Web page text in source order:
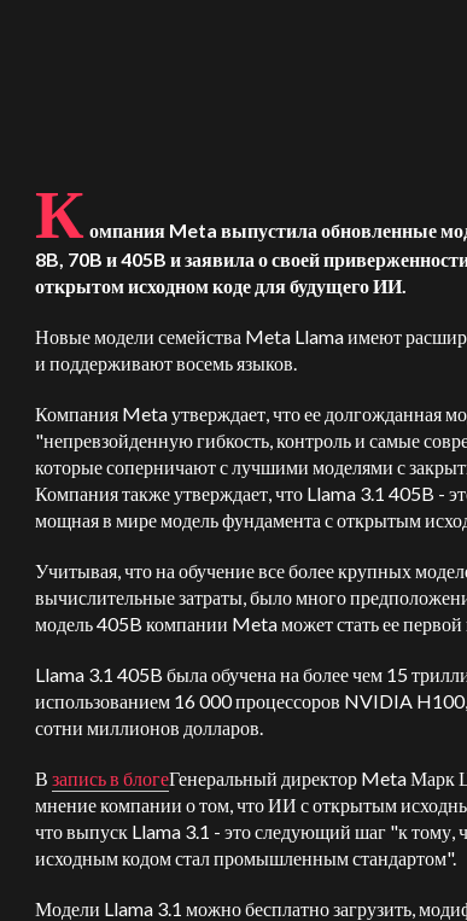
К омпания Meta выпустила обновленные
8B, 70B и 405B и заявила о своей
открытом исходном коде для будущего ИИ.
Новые модели семейства Meta Llama имеют
и поддерживают восемь языков.
Компания Meta утверждает, что ее долгожданная
"непревзойденную гибкость, контроль и самые
которые соперничают с лучшими моделями с
Компания также утверждает, что Llama 3.1 405B -
мощная в мире модель фундамента с открытым
Учитывая, что на обучение все более крупных
вычислительные затраты, было много
модель 405B компании Meta может стать ее
Llama 3.1 405B была обучена на более чем 15
использованием 16 000 процессоров NVIDIA H100,
сотни миллионов долларов.
В запись в блогеГенеральный директор Meta Марк
мнение компании о том, что ИИ с открытым
что выпуск Llama 3.1 - это следующий шаг "к
исходным кодом стал промышленным стандартом".
Модели Llama 3.1 можно бесплатно загрузить,